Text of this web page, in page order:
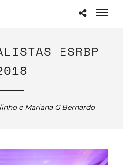
ESRBP
e Mariana G Bernardo